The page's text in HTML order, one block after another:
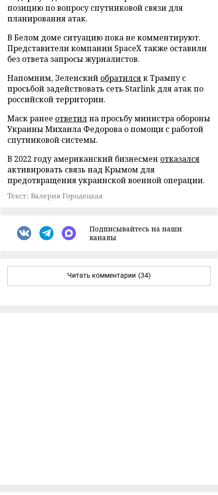
позицию по вопросу спутниковой связи для
планирования атак.
В Белом доме ситуацию пока не комментируют.
Представители компании SpaceX также оставили
без ответа запросы журналистов.
Напомним, Зеленский обратилсяк Трампу с
просьбой задействовать сеть Starlink для атак по
российской территории.
Маск ранее ответилна просьбу министра обороны
Украины Михаила Федорова о помощи с работой
спутниковой системы.
В 2022 году американский бизнесмен отказался
активировать связь над Крымом для
предотвращения украинской военной операции.
Текст: Валерия Городецкая
Подписывайтесь на наши
каналы
Читать комментарии (34)